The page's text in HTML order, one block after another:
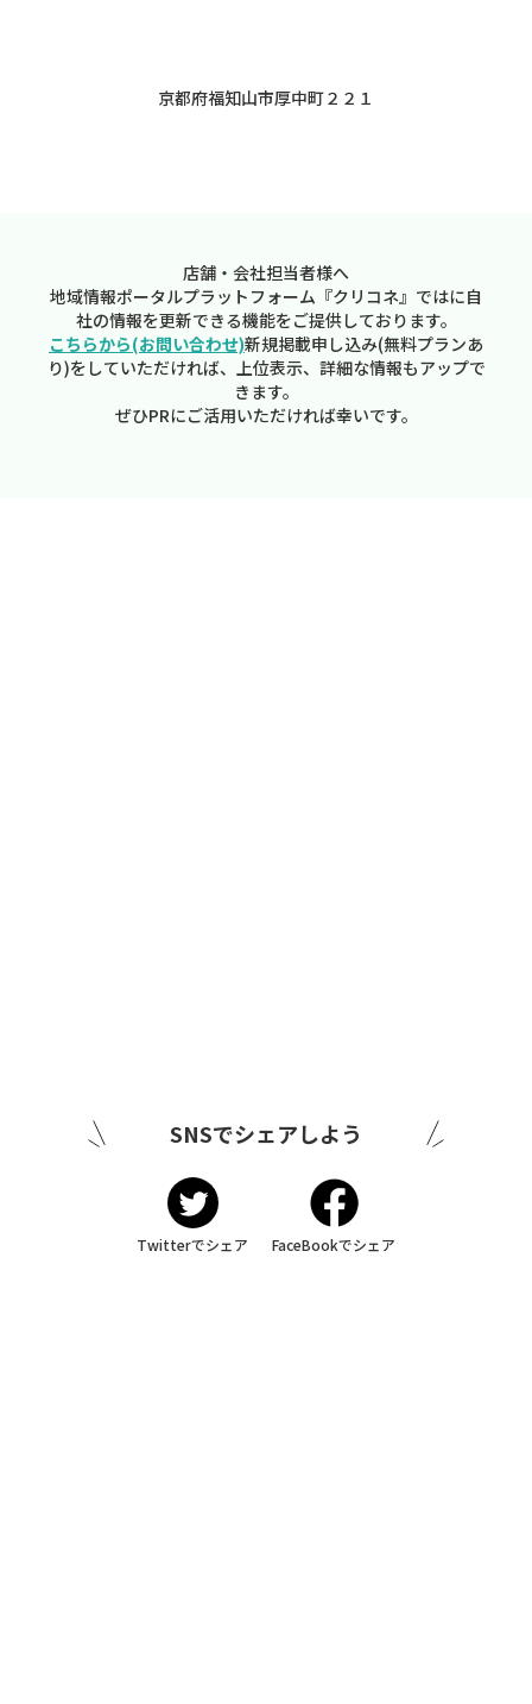
京都府福知山市厚中町２２１
店舗・会社担当者様へ
地域情報ポータルプラットフォーム『クリコネ』ではに自
社の情報を更新できる機能をご提供しております。
こちらから(お問い合わせ)新規掲載申し込み(無料プランあ
り)をしていただければ、上位表示、詳細な情報もアップで
きます。
ぜひPRにご活用いただければ幸いです。
SNSでシェアしよう
Twitterでシェア FaceBookでシェア